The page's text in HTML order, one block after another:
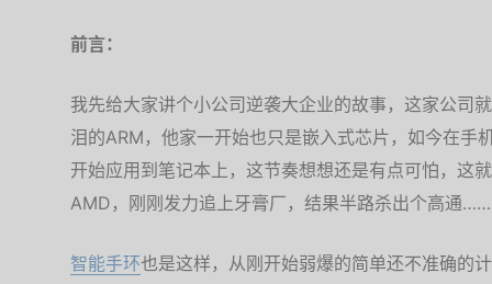
前言：
我先给大家讲个小公司逆袭大企业的故事，这家公司
泪的ARM，他家一开始也只是嵌入式芯片，如今在手
开始应用到笔记本上，这节奏想想还是有点可怕，这
AMD，刚刚发力追上牙膏厂，结果半路杀出个高通……
智能手环也是这样，从刚开始弱爆的简单还不准确的